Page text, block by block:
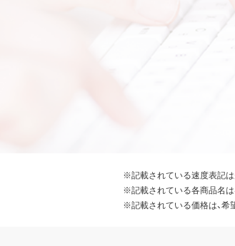
※記載されている速度表記は
※記載されている各商品名は
※記載されている価格は、希